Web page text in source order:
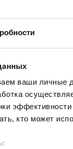
ваши личные
кто может